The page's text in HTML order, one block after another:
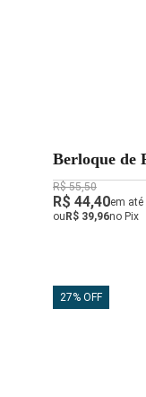
Berloque de
Resinado
R$ 55,50
R$ 44,40em até
ou R$ 39,96no Pix
27% OFF